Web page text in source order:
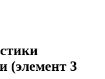
(элемент 3